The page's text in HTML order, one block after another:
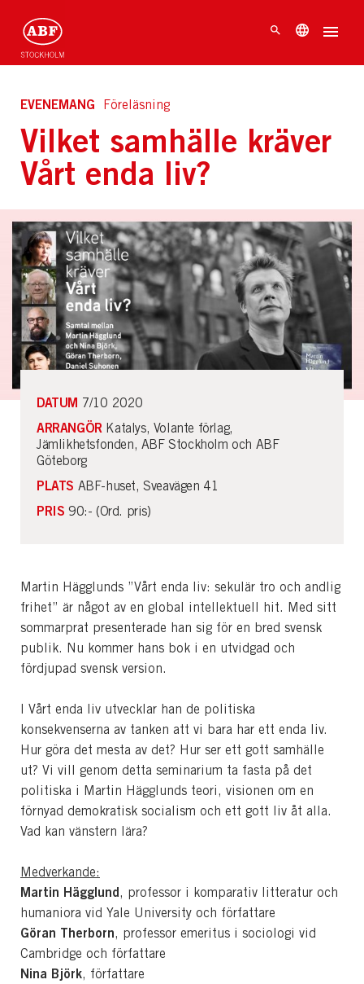
EVENEMANG Föreläsning
Vilket samhälle kräver
Vårt enda liv?
Martin Hägglunds ”Vårt enda liv: sekulär tro och andlig
frihet” är något av en global intellektuell hit. Med sitt
sommarprat presenterade han sig för en bred svensk
publik. Nu kommer hans bok i en utvidgad och
fördjupad svensk version.
I Vårt enda liv utvecklar han de politiska
konsekvenserna av tanken att vi bara har ett enda liv.
Hur göra det mesta av det? Hur ser ett gott samhälle
ut? Vi vill genom detta seminarium ta fasta på det
politiska i Martin Hägglunds teori, visionen om en
förnyad demokratisk socialism och ett gott liv åt alla.
Vad kan vänstern lära?
Medverkande:
Martin Hägglund, professor i komparativ litteratur och
humaniora vid Yale University och författare
Göran Therborn, professor emeritus i sociologi vid
Cambridge och författare
Nina Björk, författare
DATUM 7/10 2020
ARRANGÖR Katalys, Volante förlag,
Jämlikhetsfonden, ABF Stockholm och ABF
Göteborg
PLATS ABF-huset, Sveavägen 41
PRIS 90:- (Ord. pris)